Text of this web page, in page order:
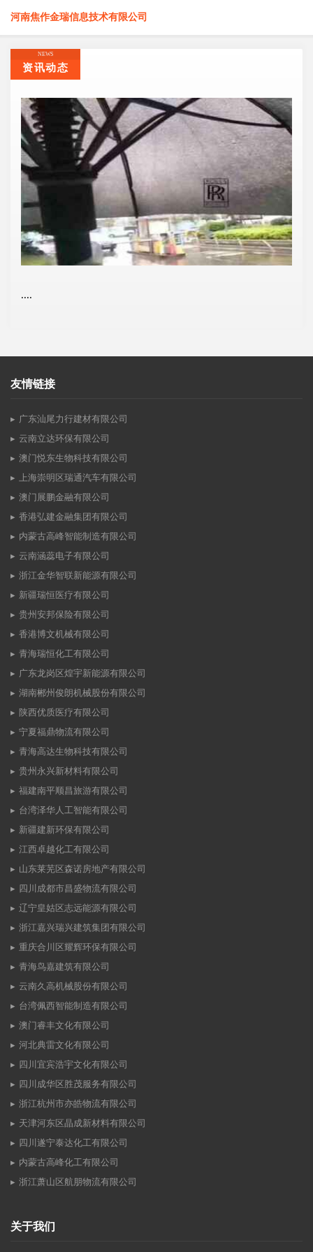
河南焦作金瑞信息技术有限公司
NEWS
资讯动态
....
友情链接
广东汕尾力行建材有限公司
云南立达环保有限公司
澳门悦东生物科技有限公司
上海崇明区瑞通汽车有限公司
澳门展鹏金融有限公司
香港弘建金融集团有限公司
内蒙古高峰智能制造有限公司
云南涵蕊电子有限公司
浙江金华智联新能源有限公司
新疆瑞恒医疗有限公司
贵州安邦保险有限公司
香港博文机械有限公司
青海瑞恒化工有限公司
广东龙岗区煌宇新能源有限公司
湖南郴州俊朗机械股份有限公司
陕西优质医疗有限公司
宁夏福鼎物流有限公司
青海高达生物科技有限公司
贵州永兴新材料有限公司
福建南平顺昌旅游有限公司
台湾泽华人工智能有限公司
新疆建新环保有限公司
江西卓越化工有限公司
山东莱芜区森诺房地产有限公司
四川成都市昌盛物流有限公司
辽宁皇姑区志远能源有限公司
浙江嘉兴瑞兴建筑集团有限公司
重庆合川区耀辉环保有限公司
青海鸟嘉建筑有限公司
云南久高机械股份有限公司
台湾佩西智能制造有限公司
澳门睿丰文化有限公司
河北典雷文化有限公司
四川宜宾浩宇文化有限公司
四川成华区胜茂服务有限公司
浙江杭州市亦皓物流有限公司
天津河东区晶成新材料有限公司
四川遂宁泰达化工有限公司
内蒙古高峰化工有限公司
浙江萧山区航朋物流有限公司
关于我们